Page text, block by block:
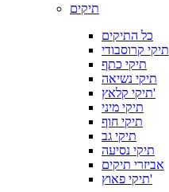
תיקים
כל התיקים
תיקי קרוסבודי
תיקי כתף
תיקי נשיאה
תיקי קלאץ'
תיקי מיני
תיקי חוף
תיקי גב
תיקי נסיעה
אביזרי תיקים
תיקי פאוץ'